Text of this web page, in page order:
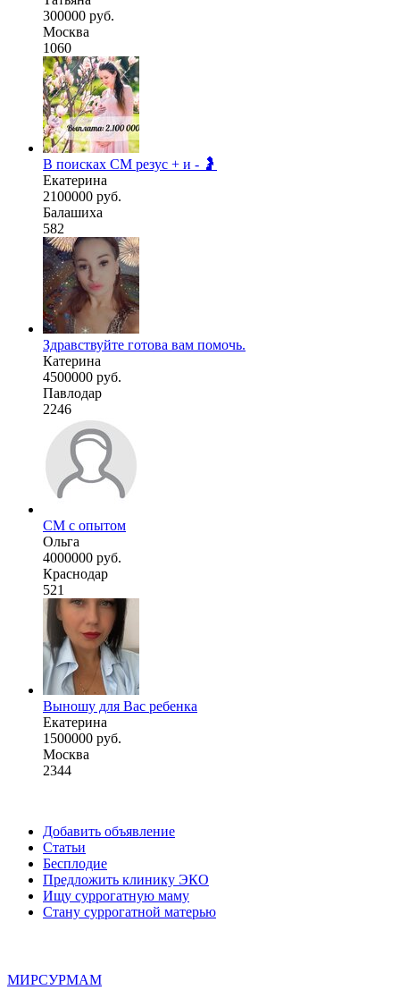
300000 руб.
Москва
1060
В поисках СМ резус + и - 🤰
Екатерина
2100000 руб.
Балашиха
582
Здравствуйте готова вам помочь.
Катерина
4500000 руб.
Павлодар
2246
СМ с опытом
Ольга
4000000 руб.
Краснодар
521
Выношу для Вас ребенка
Екатерина
1500000 руб.
Москва
2344
Добавить объявление
Статьи
Бесплодие
Предложить клинику ЭКО
Ищу суррогатную маму
Стану суррогатной матерью
МИРСУРМАМ